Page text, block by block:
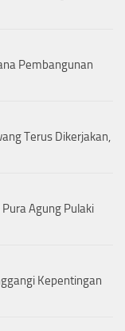
Pembangunan
Terus Dikerjakan,
Agung Pulaki
Kepentingan